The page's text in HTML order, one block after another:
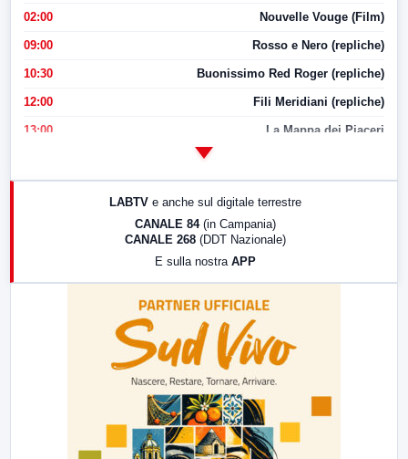
02:00 Nouvelle Vouge (Film)
09:00 Rosso e Nero (repliche)
10:30 Buonissimo Red Roger (repliche)
12:00 Fili Meridiani (repliche)
13:00 La Mappa dei Piaceri
17:00 LabNews (replica)
LABTV e anche sul digitale terrestre
CANALE 84 (in Campania)
CANALE 268 (DDT Nazionale)
E sulla nostra APP